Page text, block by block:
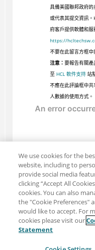
具備美國聯邦政府
或代表其提交資訊
府客戶提供軟體和服
https://
不要在此留言方框中
注意： 要報告有關
至 HCL 軟件支持站
不應在此評論框中
人數據的使用方式。
分享：電子郵件
We use cookies for the
website, including to
provide social media
clicking “Accept All
cookies. You can also
the "Cookie Preferences"
would like to accept. For
cookies please visit our
Statement